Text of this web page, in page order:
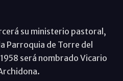
su ministerio pastoral,
Parroquia de Torre del
será nombrado Vicario